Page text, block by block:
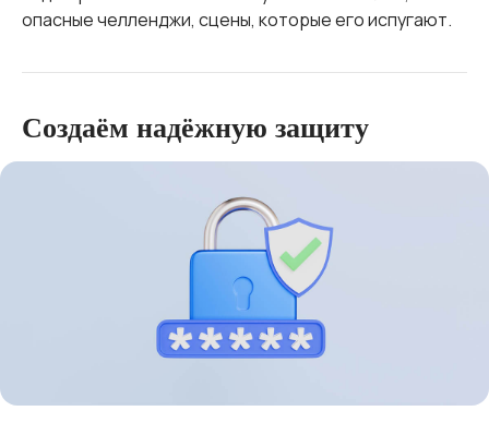
опасные челленджи, сцены, которые его испугают.
Создаём надёжную защиту